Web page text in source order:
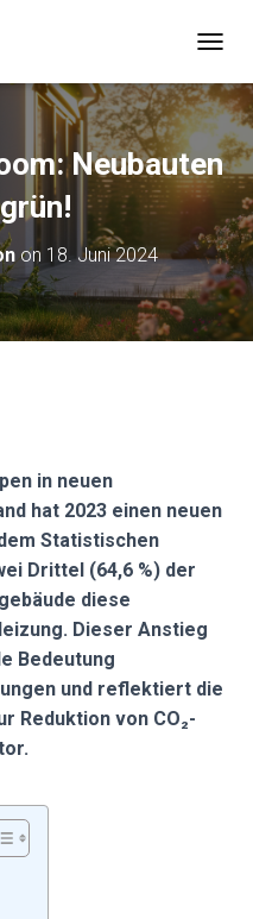
O
G
G
E
V
I
G
A
Neubauten
on 18. Juni 2024
in neuen
hat 2023 einen neuen
Statistischen
Drittel (64,6 %) der
diese
Dieser Anstieg
Bedeutung
und reflektiert die
Reduktion von CO₂-